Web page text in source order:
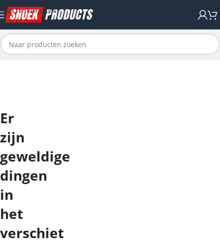
Skip to navigation
Skip to main content
Er
zijn
geweldige
dingen
in
het
verschiet